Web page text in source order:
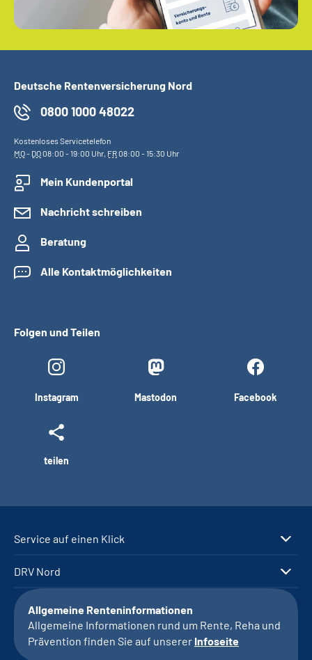
Deutsche Rentenversicherung Nord
0800 1000 48022
Kostenloses Servicetelefon
MO- DO08:00 - 19:00 Uhr, FR08:00 - 15:30 Uhr
Mein Kundenportal
Nachricht schreiben
Beratung
Alle Kontaktmöglichkeiten
Folgen und Teilen
Instagram Mastodon Facebook
teilen
Service auf einen Klick
DRV Nord
Allgemeine Renteninformationen
Allgemeine Informationen rund um Rente, Reha und
Prävention finden Sie auf unserer Infoseite